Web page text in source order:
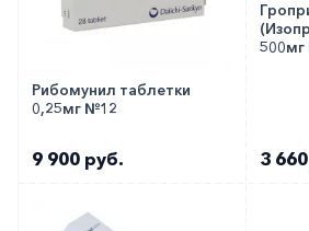
Рибомунил таблетки
0,25мг №12
9 900 руб. 3